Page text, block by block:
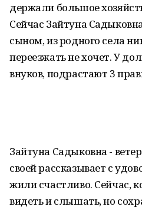
держали большое
Сейчас Зайтуна
сыном, из родного села
переезжать не хочет. У
внуков, подрастают 3
Зайтуна Садыковна -
своей рассказывает с
жили счастливо. Сейчас,
видеть и слышать, но